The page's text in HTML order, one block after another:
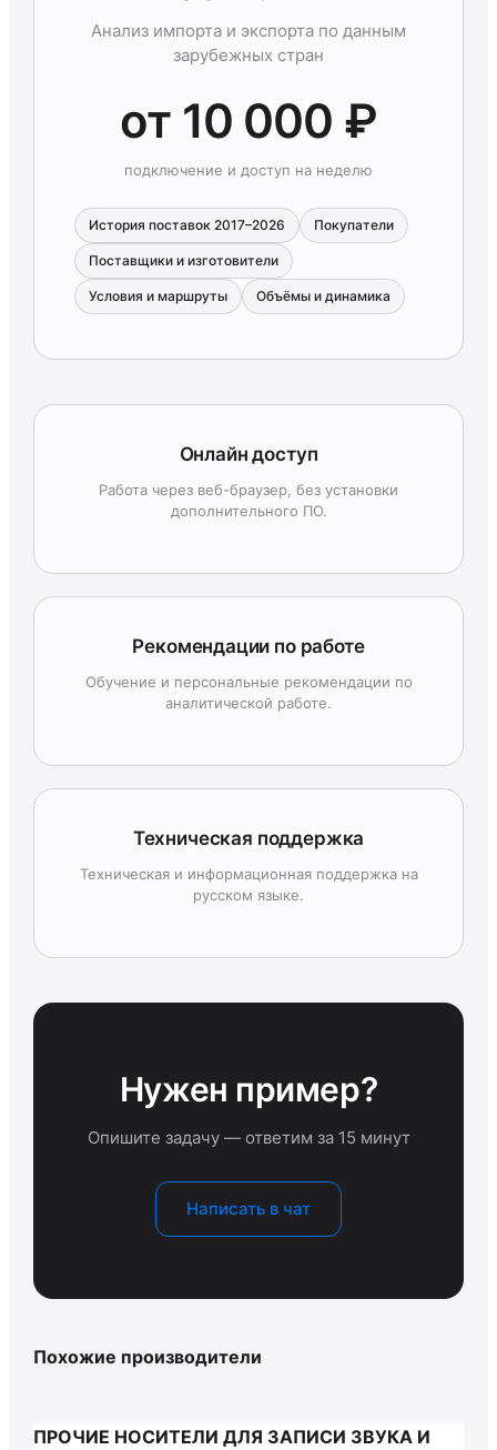
Анализ импорта и экспорта по данным
зарубежных стран
от 10 000 ₽
подключение и доступ на неделю
История поставок 2017–2026 Покупатели
Поставщики и изготовители
Условия и маршруты Объёмы и динамика
Онлайн доступ
Работа через веб-браузер, без установки
дополнительного ПО.
Рекомендации по работе
Обучение и персональные рекомендации по
аналитической работе.
Техническая поддержка
Техническая и информационная поддержка на
русском языке.
Нужен пример?
Опишите задачу — ответим за 15 минут
Написать в чат
Похожие производители
ПРОЧИЕ НОСИТЕЛИ ДЛЯ ЗАПИСИ ЗВУКА И